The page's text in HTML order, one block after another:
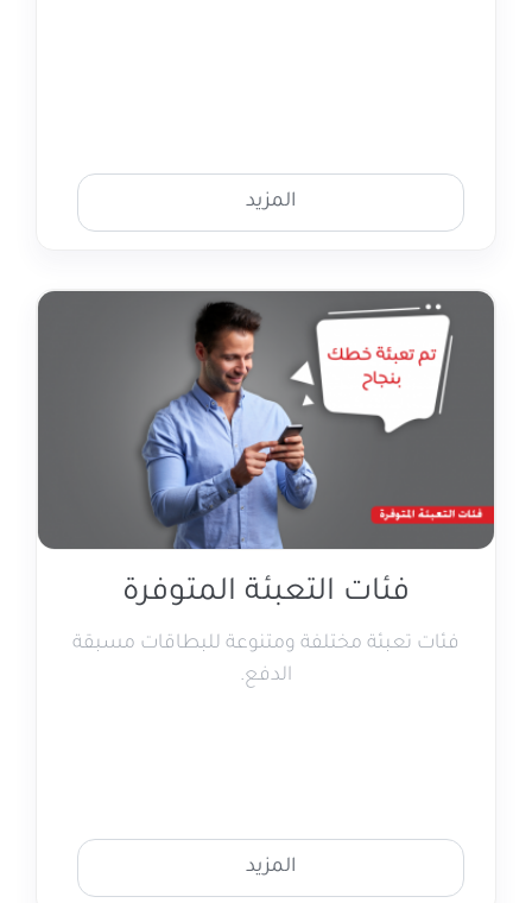
المزيد
فئات التعبئة المتوفرة
فئات تعبئة مختلفة ومتنوعة للبطاقات مسبقة
الدفع.
المزيد